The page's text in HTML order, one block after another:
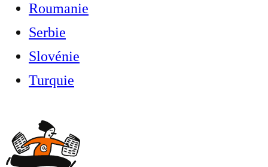
Roumanie
Serbie
Slovénie
Turquie